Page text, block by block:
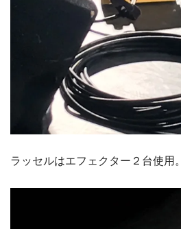
ラッセルはエフェクター２台使用。